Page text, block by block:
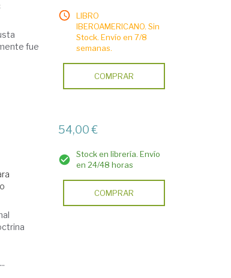
fue
LIBRO
IBEROAMERICANO. Sin
Stock. Envío en 7/8
semanas.
COMPRAR
54,00 €
Stock en librería. Envío
en 24/48 horas
COMPRAR